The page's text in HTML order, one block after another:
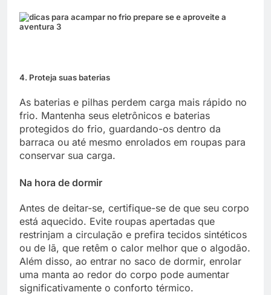
4. Proteja suas baterias
As baterias e pilhas perdem carga mais rápido no
frio. Mantenha seus eletrônicos e baterias
protegidos do frio, guardando-os dentro da
barraca ou até mesmo enrolados em roupas para
conservar sua carga.
Na hora de dormir
Antes de deitar-se, certifique-se de que seu corpo
está aquecido. Evite roupas apertadas que
restrinjam a circulação e prefira tecidos sintéticos
ou de lã, que retêm o calor melhor que o algodão.
Além disso, ao entrar no saco de dormir, enrolar
uma manta ao redor do corpo pode aumentar
significativamente o conforto térmico.